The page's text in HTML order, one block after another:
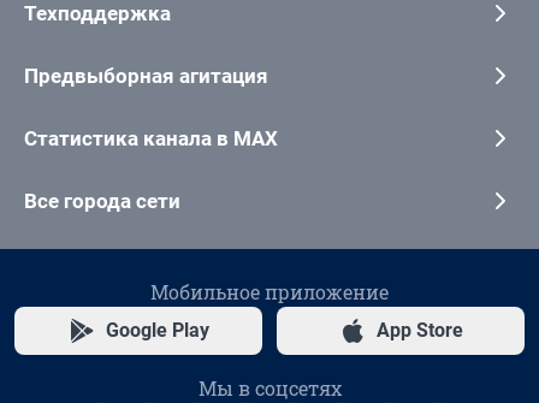
Техподдержка
Предвыборная агитация
Статистика канала в MAX
Все города сети
Мобильное приложение
Google Play App Store
Мы в соцсетях